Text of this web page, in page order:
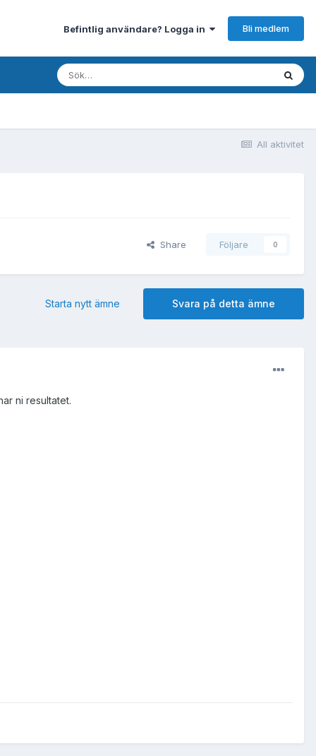
Befintlig användare? Logga in Bli medlem
All aktivitet
Share Följare 0
Svara på detta ämne
Starta nytt ämne
ni resultatet.